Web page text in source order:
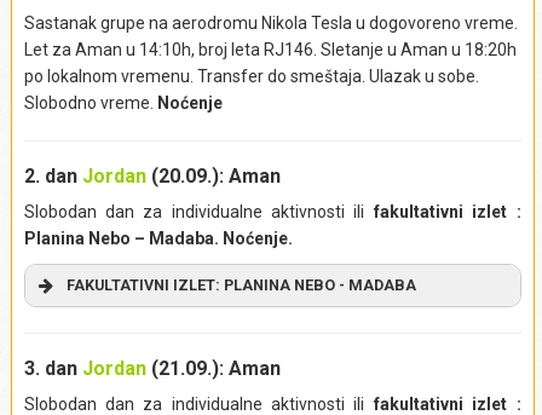
Sastanak grupe na aerodromu Nikola Tesla u dogovoreno vreme.
Let za Aman u 14:10h, broj leta RJ146. Sletanje u Aman u 18:20h
po lokalnom vremenu. Transfer do smeštaja. Ulazak u sobe.
Slobodno vreme.
Noćenje
2. dan Jordan (20.09.): Aman
Slobodan dan za individualne aktivnosti ili fakultativni izlet :
Planina Nebo – Madaba. Noćenje.
FAKULTATIVNI IZLET: PLANINA NEBO - MADABA
3. dan Jordan (21.09.): Aman
Slobodan dan za individualne aktivnosti ili fakultativni izlet :